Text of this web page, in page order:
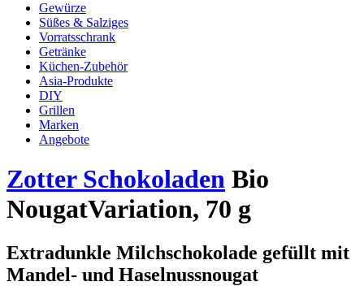
Gewürze
Süßes & Salziges
Vorratsschrank
Getränke
Küchen-Zubehör
Asia-Produkte
DIY
Grillen
Marken
Angebote
Zotter Schokoladen Bio
NougatVariation, 70 g
Extradunkle Milchschokolade gefüllt mit
Mandel- und Haselnussnougat